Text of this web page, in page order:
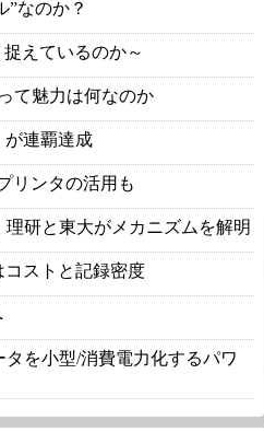
”なのか？
えているのか～
て魅力は何なのか
が連覇達成
リンタの活用も
研と東大がメカニズムを解明
ストと記録密度
を小型/消費電力化するパワ